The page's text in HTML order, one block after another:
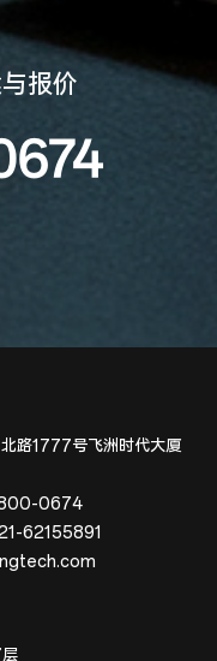
报价
路1777号飞洲时代大厦
0674
62155891